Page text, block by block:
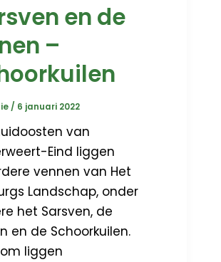
en de
–
/ 6 januari 2022
van
Eind liggen
vennen van Het
Landschap, onder
het Sarsven, de
en de Schoorkuilen.
liggen